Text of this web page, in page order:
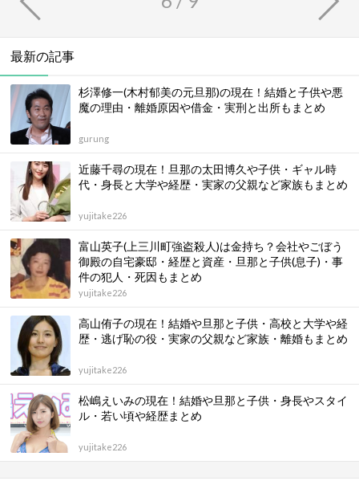
最新の記事
杉澤修一(木村郁美の元旦那)の現在！結婚と子供や悪
魔の理由・離婚原因や借金・実刑と出所もまとめ
gurung
近藤千尋の現在！旦那の太田博久や子供・ギャル時
代・身長と大学や経歴・実家の父親など家族もまとめ
yujitake226
富山英子(上三川町強盗殺人)は金持ち？会社やごぼう
御殿の自宅豪邸・経歴と資産・旦那と子供(息子)・事
件の犯人・死因もまとめ
yujitake226
高山侑子の現在！結婚や旦那と子供・高校と大学や経
歴・逃げ恥の役・実家の父親など家族・離婚もまとめ
yujitake226
松嶋えいみの現在！結婚や旦那と子供・身長やスタイ
ル・若い頃や経歴まとめ
yujitake226